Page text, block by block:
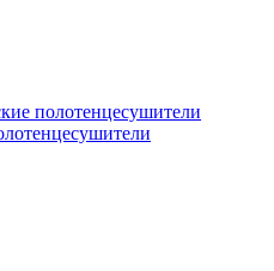
полотенцесушители